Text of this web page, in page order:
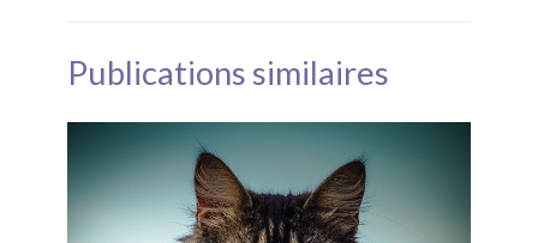
Publications similaires